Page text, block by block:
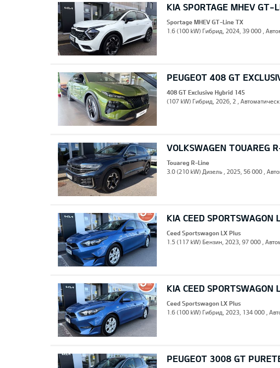
KIA SPORTAGE MHEV GT-
Sportage MHEV GT-Line TX
1.6 (100 kW) Гибрид, 2024, 39 000 ,
PEUGEOT 408 GT
408 GT Exclusive Hybrid 145
(107 kW) Гибрид, 2026, 2 ,
VOLKSWAGEN TOUAREG
Touareg R-Line
3.0 (210 kW) Дизель , 2025, 56 000 ,
KIA CEED SPORTSWAGON
Ceed Sportswagon LX Plus
1.5 (117 kW) Бензин, 2023, 97 000 ,
KIA CEED SPORTSWAGON
Ceed Sportswagon LX Plus
1.6 (100 kW) Гибрид, 2023, 134 000 ,
PEUGEOT 3008 GT